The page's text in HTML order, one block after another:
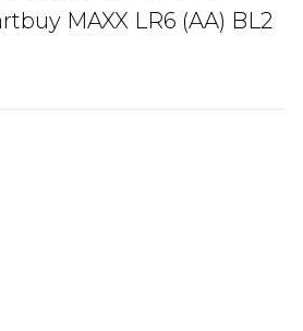
MAXX LR6 (AA) BL2